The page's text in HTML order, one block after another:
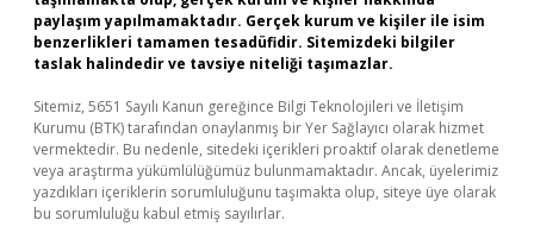
paylaşım yapılmamaktadır. Gerçek kurum ve kişiler ile isim
benzerlikleri tamamen tesadüfidir. Sitemizdeki bilgiler
taslak halindedir ve tavsiye niteliği taşımazlar.
Sitemiz, 5651 Sayılı Kanun gereğince Bilgi Teknolojileri ve İletişim
Kurumu (BTK) tarafından onaylanmış bir Yer Sağlayıcı olarak hizmet
vermektedir. Bu nedenle, sitedeki içerikleri proaktif olarak denetleme
veya araştırma yükümlülüğümüz bulunmamaktadır. Ancak, üyelerimiz
yazdıkları içeriklerin sorumluluğunu taşımakta olup, siteye üye olarak
bu sorumluluğu kabul etmiş sayılırlar.